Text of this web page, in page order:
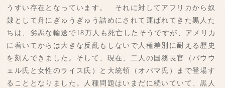
うすい存在となっています。 それに対してアフリカから奴
隷として舟にぎゅうぎゅう詰めにされて運ばれてきた黒人た
ちは、劣悪な輸送で18万人も死亡したそうですが、アメリカ
に着いてからは大きな反乱もしないで人種差別に耐える歴史
を刻んできました。そして、現在、二人の国務長官（パウウ
ェル氏と女性のライス氏）と大統領（オバマ氏）まで登場す
ることとなりました。人種問題はいまだに続いていて、黒人